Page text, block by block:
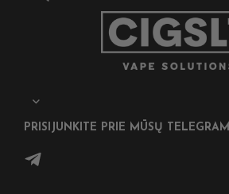
PRISIJUNKITE PRIE MŪSŲ TELEGRAM